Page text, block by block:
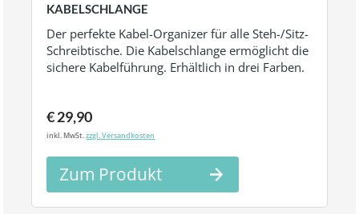
KABELSCHLANGE
Der perfekte Kabel-Organizer für alle Steh-/Sitz-
Schreibtische. Die Kabelschlange ermöglicht die
sichere Kabelführung. Erhältlich in drei Farben.
€ 29,90
inkl. MwSt.zzgl. Versandkosten
Zum Produkt